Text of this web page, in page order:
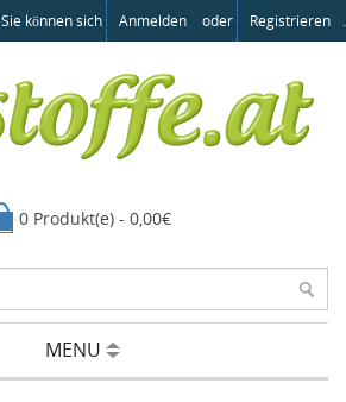
Sie können sich Anmelden oder Registrieren .
0 Produkt(e) - 0,00€
MENU